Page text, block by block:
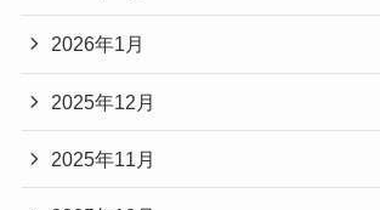
2026年1月
2025年12月
2025年11月